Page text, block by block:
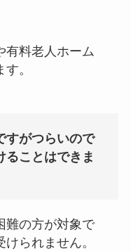
有料老人ホーム
。
すがつらいので
ることはできま
難の方が対象で
られません。